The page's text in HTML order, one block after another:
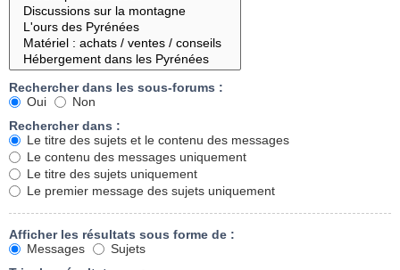
Rechercher dans les sous-forums :
Oui
Non
Rechercher dans :
Le titre des sujets et le contenu des messages
Le contenu des messages uniquement
Le titre des sujets uniquement
Le premier message des sujets uniquement
Afficher les résultats sous forme de :
Messages
Sujets